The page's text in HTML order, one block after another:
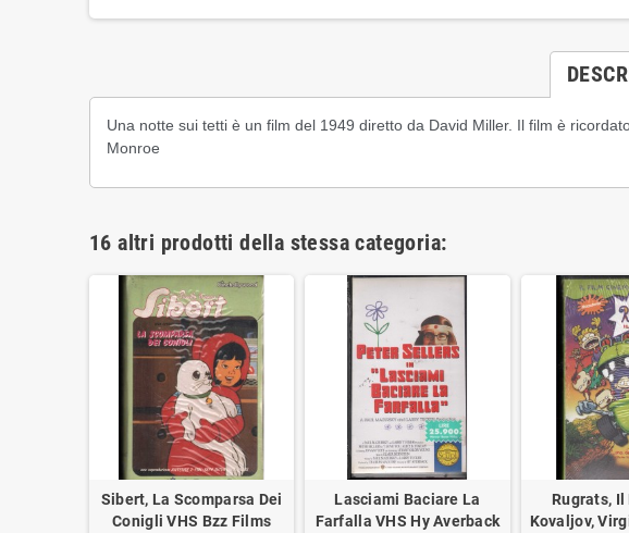
Una notte sui tetti è un film del 1949 diretto da David Miller. Il film è
Monroe
16 altri prodotti della stessa categoria:
Sibert, La Scomparsa Dei
Conigli VHS Bzz Films
Lasciami Baciare La
Farfalla VHS Hy Averback
Rugrats, Il
Kovaljov,